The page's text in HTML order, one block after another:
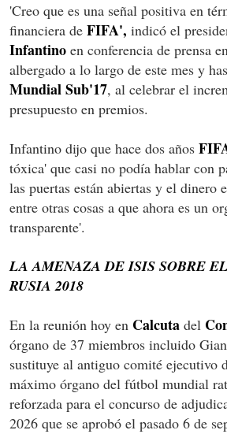
'Creo que es una señal positiva en
financiera de FIFA', indicó el
Infantino en conferencia de prensa
albergado a lo largo de este mes y
Mundial Sub'17, al celebrar el
presupuesto en premios.
Infantino dijo que hace dos años
tóxica' que casi no podía hablar con
las puertas están abiertas y el dinero
entre otras cosas a que ahora es un
transparente'.
LA AMENAZA DE ISIS SOBRE
RUSIA 2018
En la reunión hoy en Calcuta del
órgano de 37 miembros incluido
sustituye al antiguo comité ejecutivo
máximo órgano del fútbol mundial
reforzada para el concurso de
2026 que se aprobó el pasado 6 de